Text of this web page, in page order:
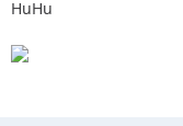
HuHu